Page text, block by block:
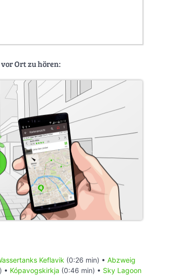
Ort zu hören:
Keflavik (0:26 min) • Abzweig
• Kópavogskirkja (0:46 min) • Sky Lagoon